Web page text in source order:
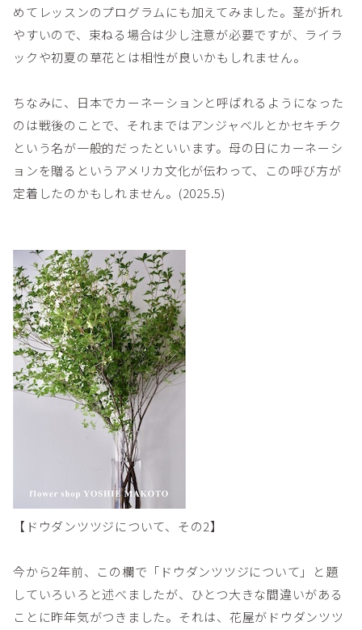
めてレッスンのプログラムにも加えてみました。茎が折れ
やすいので、束ねる場合は少し注意が必要ですが、ライラ
ックや初夏の草花とは相性が良いかもしれません。
ちなみに、日本でカーネーションと呼ばれるようになった
のは戦後のことで、それまではアンジャベルとかセキチク
という名が一般的だったといいます。母の日にカーネーシ
ョンを贈るというアメリカ文化が伝わって、この呼び方が
定着したのかもしれません。(2025.5)
【ドウダンツツジについて、その2】
今から2年前、この欄で「ドウダンツツジについて」と題
していろいろと述べましたが、ひとつ大きな間違いがある
ことに昨年気がつきました。それは、花屋がドウダンツツ